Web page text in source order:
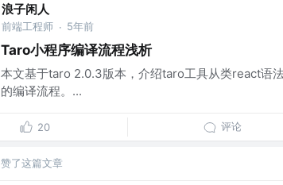
浪子闲人
前端工程师 · 5年前
Taro小程序编译流程浅析
本文基于taro 2.0.3版本，介绍taro工具从类react语
的编译流程。...
20 评论
赞了这篇文章